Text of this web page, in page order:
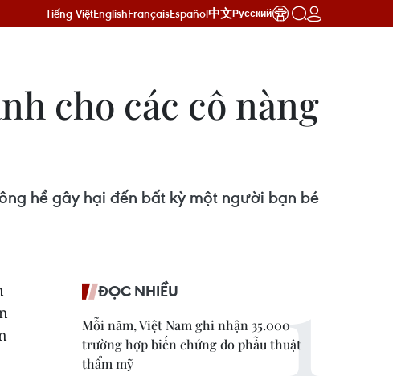
Tiếng ViệtEnglishFrançaisEspañol中文Русский
cho các cô nàng
hề gây hại đến bất kỳ một người bạn bé
ĐỌC NHIỀU
Mỗi năm, Việt Nam ghi nhận 35.000
trường hợp biến chứng do phẫu thuật
thẩm mỹ